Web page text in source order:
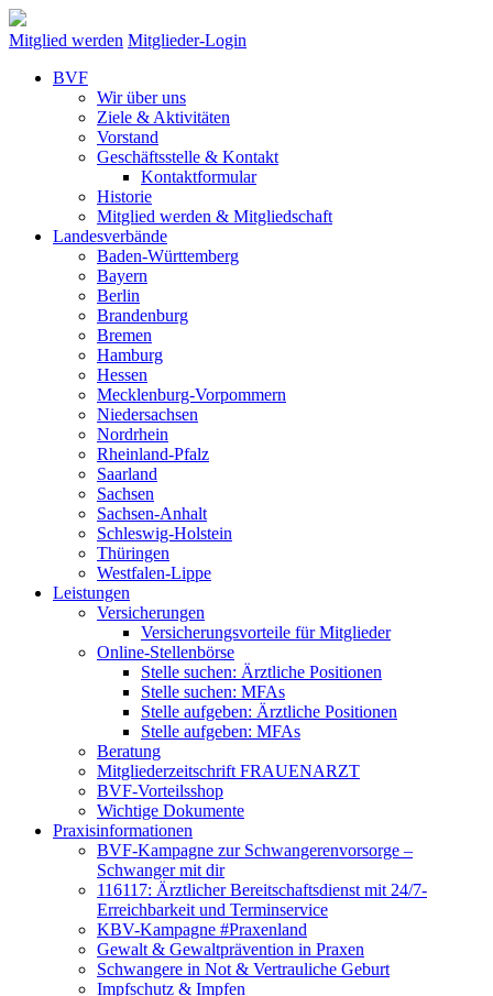
Mitglied werden Mitglieder-Login
BVF
Wir über uns
Ziele & Aktivitäten
Vorstand
Geschäftsstelle & Kontakt
Kontaktformular
Historie
Mitglied werden & Mitgliedschaft
Landesverbände
Baden-Württemberg
Bayern
Berlin
Brandenburg
Bremen
Hamburg
Hessen
Mecklenburg-Vorpommern
Niedersachsen
Nordrhein
Rheinland-Pfalz
Saarland
Sachsen
Sachsen-Anhalt
Schleswig-Holstein
Thüringen
Westfalen-Lippe
Leistungen
Versicherungen
Versicherungsvorteile für Mitglieder
Online-Stellenbörse
Stelle suchen: Ärztliche Positionen
Stelle suchen: MFAs
Stelle aufgeben: Ärztliche Positionen
Stelle aufgeben: MFAs
Beratung
Mitgliederzeitschrift FRAUENARZT
BVF-Vorteilsshop
Wichtige Dokumente
Praxisinformationen
BVF-Kampagne zur Schwangerenvorsorge –
Schwanger mit dir
116117: Ärztlicher Bereitschaftsdienst mit 24/7-
Erreichbarkeit und Terminservice
KBV-Kampagne #Praxenland
Gewalt & Gewaltprävention in Praxen
Schwangere in Not & Vertrauliche Geburt
Impfschutz & Impfen